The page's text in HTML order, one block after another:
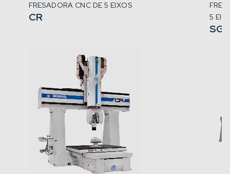
FRESADORA CNC DE 5 EIXOS
CR
5